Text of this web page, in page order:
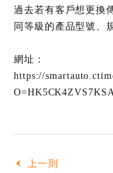
過去若有客戶想更換
同等級的產品型號、
網址：
https://
上一則